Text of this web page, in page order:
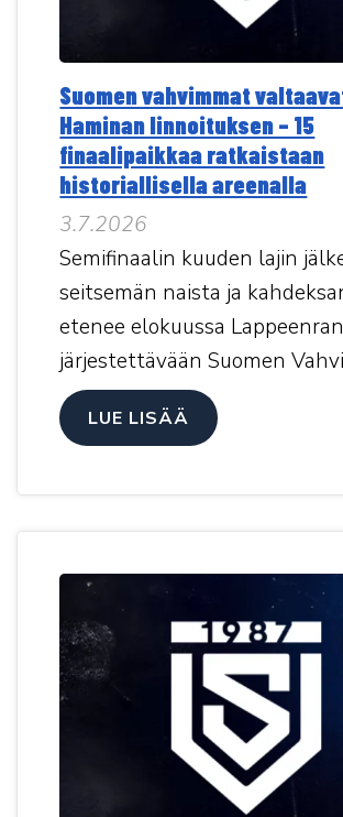
Suomen vahvimmat
Haminan linnoituksen – 15
finaalipaikkaa ratkaistaan
historiallisella areenalla
3.7.2026
Semifinaalin kuuden lajin
seitsemän naista ja
etenee elokuussa
järjestettävään Suomen
LUE LISÄÄ